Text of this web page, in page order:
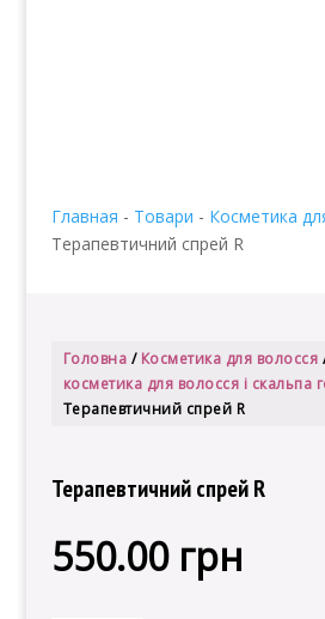
Главная - Товари - Косметика
Терапевтичний спрей R
Головна / Косметика для волосся
косметика для волосся і скальпа
Терапевтичний спрей R
Терапевтичний спрей R
550.00 грн